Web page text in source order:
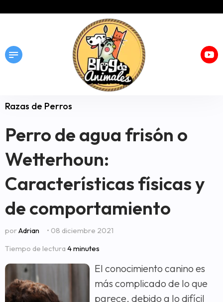
Razas de Perros
Perro de agua frisón o
Wetterhoun:
Características físicas y
de comportamiento
porAdrian
• 08 diciembre 2021
Tiempo de lectura 4 minutes
El conocimiento canino es
más complicado de lo que
parece, debido a lo difícil